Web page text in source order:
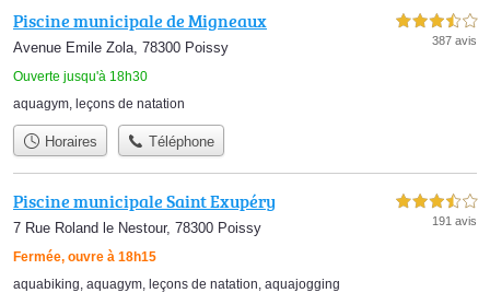
Piscine municipale de Migneaux
Avenue Emile Zola, 78300 Poissy
Ouverte jusqu'à 18h30
3,5 étoiles sur 5
387 avis
aquagym, leçons de natation
Horaires Téléphone
Piscine municipale Saint Exupéry
7 Rue Roland le Nestour, 78300 Poissy
Fermée, ouvre à 18h15
3,5 étoiles sur 5
191 avis
aquabiking aquagym leçons de natation aquajogging